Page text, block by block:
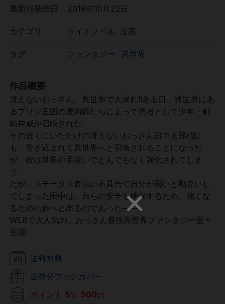
2018年10月22日
ライトノベル 漫画
ファンタジー 異世界
作品概要
冴えないおっさん、異世界で大暴れ!!ある日、異世界にあ
るプリン王国の魔術師たちによって勇者として少年・剣
崎神威が召喚された。
その近くにいただけの冴えないおっさん田中太郎(仮)
も、巻き込まれて異世界へと召喚されることになった
が、彼は世界の手違いでとんでもなく強化されてしま
う。
だが、ステータス表示の不具合で自分が弱いと勘違いし
てしまった田中は、自らの安全を確保するため、強くな
るための旅へと出るのであった――。
WEBで大人気の、おっさん最強異世界ファンタジー堂々
登場!
送料無料
全巻分ブックカバー
ポイント 5 ％ 300pt